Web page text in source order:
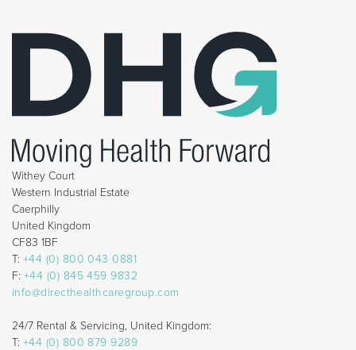
Withey Court
Western Industrial Estate
Caerphilly
United Kingdom
CF83 1BF
T: +44 (0) 800 043 0881
F: +44 (0) 845 459 9832
info@directhealthcaregroup.com
24/7 Rental & Servicing, United Kingdom:
T: +44 (0) 800 879 9289